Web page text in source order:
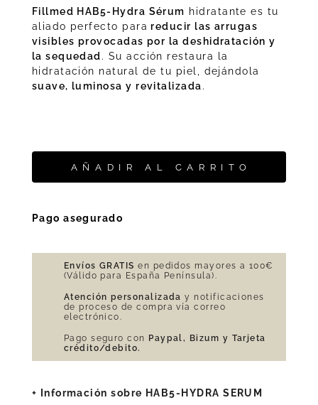
78,90 €.71,01 €.
Fillmed HAB5-Hydra Sérum hidratante es tu
aliado perfecto para reducir las arrugas
visibles provocadas por la deshidratación y
la sequedad. Su acción restaura la
hidratación natural de tu piel, dejándola
suave, luminosa y revitalizada.
AÑADIR AL CARRITO
Pago asegurado
Envíos GRATIS en pedidos mayores a 100€
(Válido para España Península).
Atención personalizada y notificaciones
de proceso de compra vía correo
electrónico.
Pago seguro con Paypal, Bizum y Tarjeta
crédito/debito.
+ Información sobre HAB5-HYDRA SERUM